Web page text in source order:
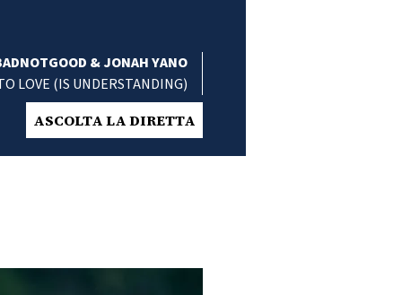
& JONAH YANO
LOVE (IS UNDERSTANDING)
ASCOLTA LA DIRETTA